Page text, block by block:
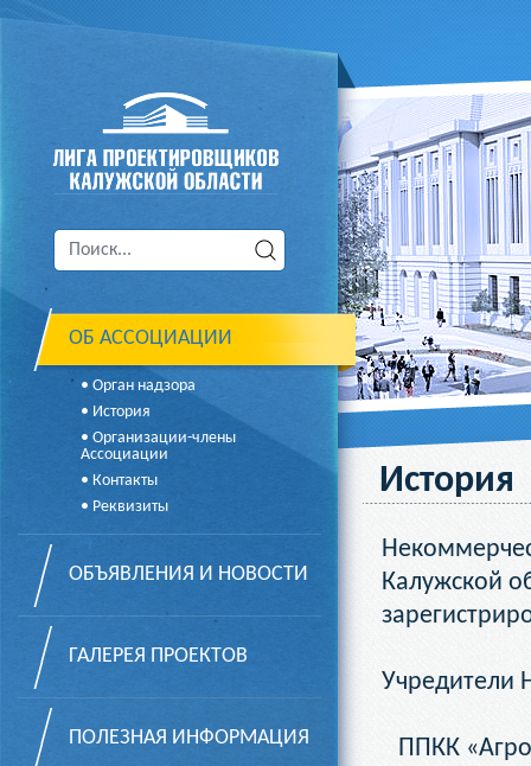
ОБ АССОЦИАЦИИ
• Орган надзора
• История
• Организации-члены
Ассоциации
• Контакты
• Реквизиты
ОБЪЯВЛЕНИЯ И НОВОСТИ
ГАЛЕРЕЯ ПРОЕКТОВ
ПОЛЕЗНАЯ ИНФОРМАЦИЯ
История
Калужской
Учредители
ППКК